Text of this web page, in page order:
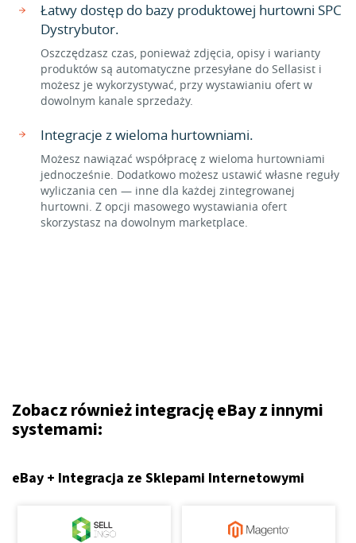
Łatwy dostęp do bazy produktowej hurtowni SPC
Dystrybutor.
Oszczędzasz czas, ponieważ zdjęcia, opisy i warianty
produktów są automatyczne przesyłane do Sellasist i
możesz je wykorzystywać, przy wystawianiu ofert w
dowolnym kanale sprzedaży.
Integracje z wieloma hurtowniami.
Możesz nawiązać współpracę z wieloma hurtowniami
jednocześnie. Dodatkowo możesz ustawić własne reguły
wyliczania cen — inne dla każdej zintegrowanej
hurtowni. Z opcji masowego wystawiania ofert
skorzystasz na dowolnym marketplace.
Zobacz również integrację eBay z innymi
systemami:
eBay + Integracja ze Sklepami Internetowymi